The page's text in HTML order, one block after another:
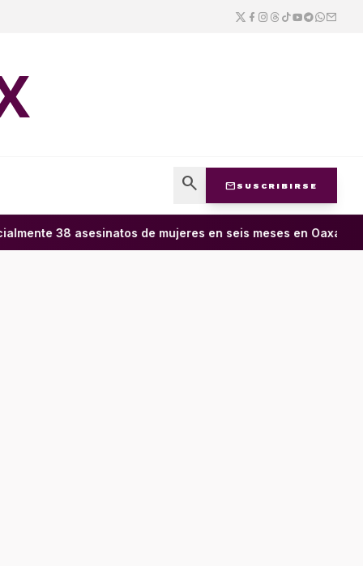
search mail SUSCRIBIRSE
38 asesinatos de mujeres en seis meses en Oaxaca;